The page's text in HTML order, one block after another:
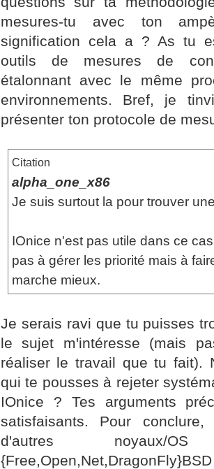
mesures-tu avec ton
signification cela a ? As tu
outils de mesures de
étalonnant avec le même
environnements. Bref, je
présenter ton protocole de
Citation
alpha_one_x86
Je suis surtout la pour trouver
IOnice n'est pas utile dans ce
pas à gérer les priorité mais à
marche mieux.
Je serais ravi que tu puisses
le sujet m'intéresse (mais
réaliser le travail que tu fait).
qui te pousses à rejeter
IOnice ? Tes arguments
satisfaisants. Pour
d'autres